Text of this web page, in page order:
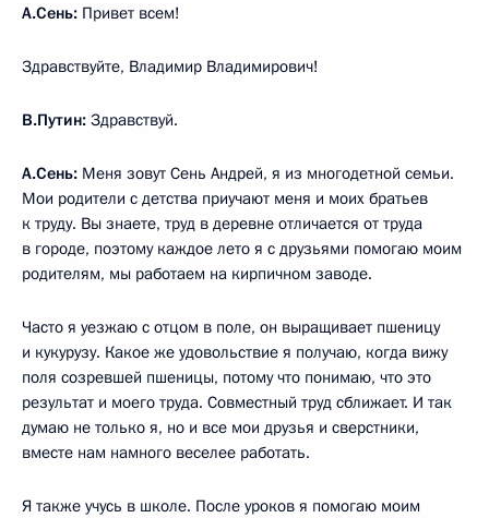
А.Сень: Привет всем!
Здравствуйте, Владимир Владимирович!
В.Путин: Здравствуй.
А.Сень: Меня зовут Сень Андрей, я из многодетной семьи.
Мои родители с детства приучают меня и моих братьев
к труду. Вы знаете, труд в деревне отличается от труда
в городе, поэтому каждое лето я с друзьями помогаю моим
родителям, мы работаем на кирпичном заводе.
Часто я уезжаю с отцом в поле, он выращивает пшеницу
и кукурузу. Какое же удовольствие я получаю, когда вижу
поля созревшей пшеницы, потому что понимаю, что это
результат и моего труда. Совместный труд сближает. И так
думаю не только я, но и все мои друзья и сверстники,
вместе нам намного веселее работать.
Я также учусь в школе. После уроков я помогаю моим